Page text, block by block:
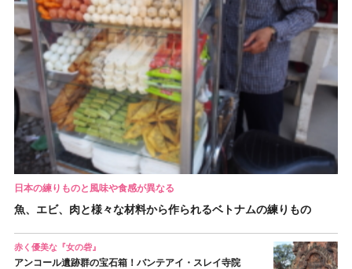
日本の練りものと風味や食感が異なる
魚、エビ、肉と様々な材料から作られるベトナムの練りもの
赤く優美な『女の砦』
アンコール遺跡群の宝石箱！バンテアイ・スレイ寺院